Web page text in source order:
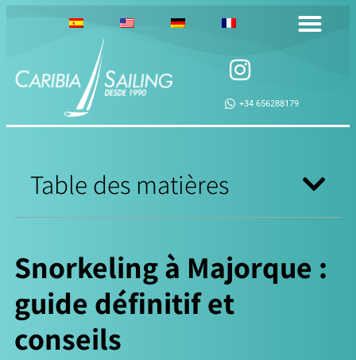
+34 656288179
Snorkeling à Majorque :
guide définitif et
conseils
Table des matières